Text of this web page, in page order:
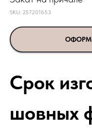
SKU: 257201653
Срок
шовных